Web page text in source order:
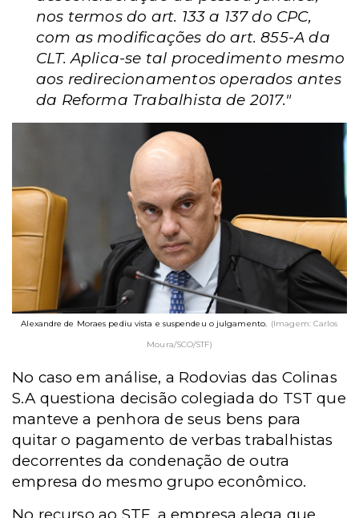
nos termos do art. 133 a 137 do CPC,
com as modificações do art. 855-A da
CLT. Aplica-se tal procedimento mesmo
aos redirecionamentos operados antes
da Reforma Trabalhista de 2017."
Alexandre de Moraes pediu vista e suspendeu o julgamento.
(Imagem: Carlos
Moura/SCO/STF)
No caso em análise, a Rodovias das Colinas
S.A questiona decisão colegiada do TST que
manteve a penhora de seus bens para
quitar o pagamento de verbas trabalhistas
decorrentes da condenação de outra
empresa do mesmo grupo econômico.
No recurso ao STF, a empresa alega que,